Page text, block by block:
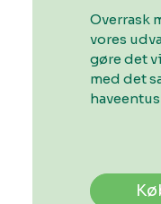
Overrask
vores
gøre det
med det